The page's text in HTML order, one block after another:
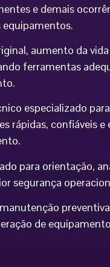
e demais
equipamentos.
aumento da
ferramentas
especializado
rápidas, confiáveis
para orientação,
segurança
de